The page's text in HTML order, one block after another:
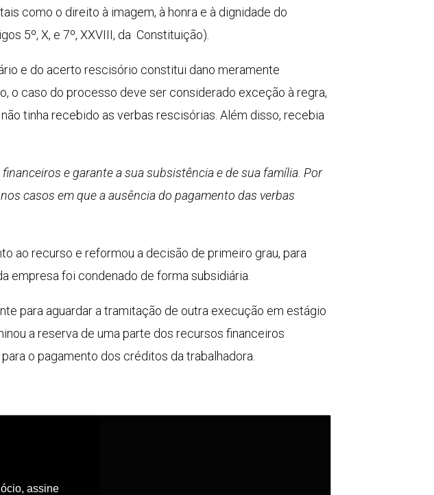
como o direito à imagem, à honra e à dignidade do
5º, X, e 7º, XXVIII, da Constituição).
e do acerto rescisório constitui dano meramente
o caso do processo deve ser considerado exceção à regra,
tinha recebido as verbas rescisórias. Além disso, recebia
e garante a sua subsistência e de sua família. Por
casos em que a ausência do pagamento das verbas
ao recurso e reformou a decisão de primeiro grau, para
empresa foi condenado de forma subsidiária.
para aguardar a tramitação de outra execução em estágio
a reserva de uma parte dos recursos financeiros
o pagamento dos créditos da trabalhadora.
assine